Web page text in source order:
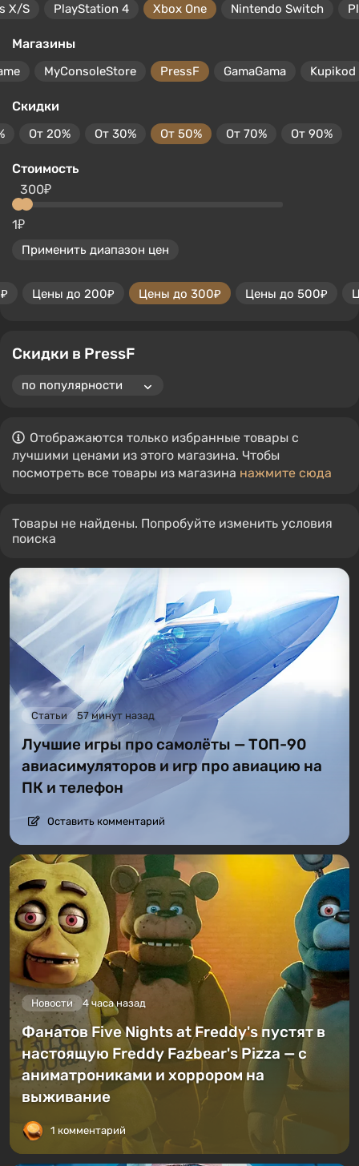
X/S PlayStation 4 Xbox One Nintendo Switch
Магазины
MyConsoleStore PressF GamaGama Kupikod
Скидки
От 20% От 30% От 50% От 70% От 90%
Стоимость
1₽
300₽
Применить диапазон цен
Цены до 200₽ Цены до 300₽ Цены до 500₽
Скидки в PressF
Отображаются только избранные товары с
лучшими ценами из этого магазина. Чтобы
посмотреть все товары из магазина нажмите сюда
Товары не найдены. Попробуйте изменить условия
поиска
Статьи 57 минут назад
Лучшие игры про самолёты — ТОП-90
авиасимуляторов и игр про авиацию на
ПК и телефон
Оставить комментарий
Новости 4 часа назад
Фанатов Five Nights at Freddy's пустят в
настоящую Freddy Fazbear's Pizza — с
аниматрониками и хоррором на
выживание
1 комментарий